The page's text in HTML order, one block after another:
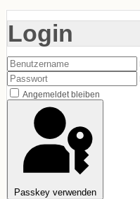
Login
Angemeldet bleiben
Passkey verwenden